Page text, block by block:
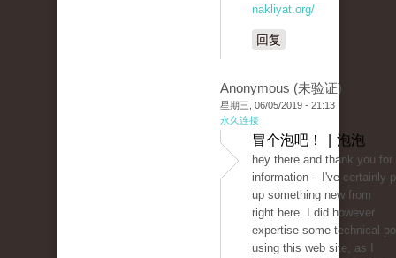
nakliyat.org/
回复
Anonymous (未验证)
星期三, 06/05/2019 - 21:13
永久连接
冒个泡吧！ | 泡泡
hey there and thank you for
information – I've certainly
up something new from
right here. I did however
expertise some technical
using this web site, as I